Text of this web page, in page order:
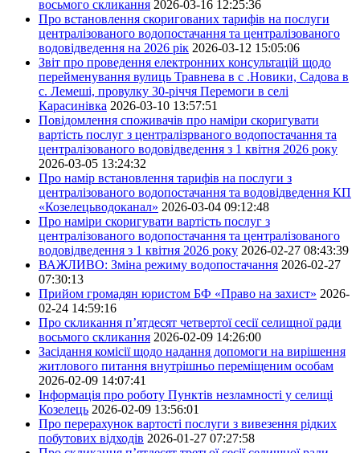
восьмого скликання 2026-03-16 12:25:36
Про встановлення скоригованих тарифів на послуги
централізованого водопостачання та централізованого
водовідведення на 2026 рік 2026-03-12 15:05:06
Звіт про проведення електронних консультацій щодо
перейменування вулиць Травнева в с .Новики, Садова в
с. Лемеші, провулку 30-річчя Перемоги в селі
Карасинівка 2026-03-10 13:57:51
Повідомлення споживачів про наміри скоригувати
вартість послуг з централізрваного водопостачання та
централізованого водовідведення з 1 квітня 2026 року
2026-03-05 13:24:32
Про намір встановлення тарифів на послуги з
централізованого водопостачання та водовідведення КП
«Козелецьводоканал» 2026-03-04 09:12:48
Про наміри скоригувати вартість послуг з
централізованого водопостачання та централізованого
водовідведення з 1 квітня 2026 року 2026-02-27 08:43:39
ВАЖЛИВО: Зміна режиму водопостачання 2026-02-27
07:30:13
Прийом громадян юристом БФ «Право на захист» 2026-
02-24 14:59:16
Про скликання п’ятдесят четвертої сесії селищної ради
восьмого скликання 2026-02-09 14:26:00
Засідання комісії щодо надання допомоги на вирішення
житлового питання внутрішньо переміщеним особам
2026-02-09 14:07:41
Інформація про роботу Пунктів незламності у селищі
Козелець 2026-02-09 13:56:01
Про перерахунок вартості послуги з вивезення рідких
побутових відходів 2026-01-27 07:27:58